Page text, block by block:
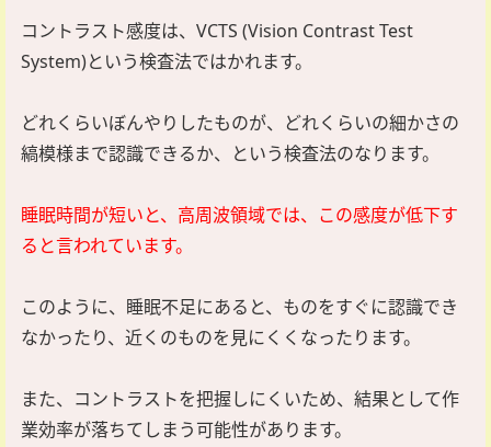
コントラスト感度は、VCTS (Vision Contrast Test
System)という検査法ではかれます。
どれくらいぼんやりしたものが、どれくらいの細かさの
縞模様まで認識できるか、という検査法のなります。
睡眠時間が短いと、高周波領域では、この感度が低下す
ると言われています。
このように、睡眠不足にあると、ものをすぐに認識でき
なかったり、近くのものを見にくくなったります。
また、コントラストを把握しにくいため、結果として作
業効率が落ちてしまう可能性があります。